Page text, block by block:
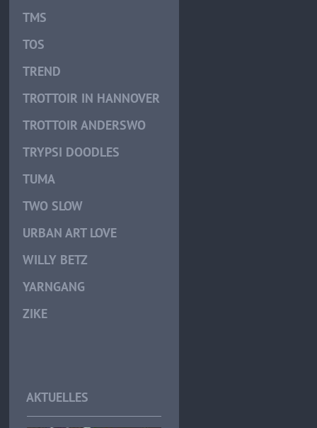
TMS
TOS
TREND
TROTTOIR IN HANNOVER
TROTTOIR ANDERSWO
TRYPSI DOODLES
TUMA
TWO SLOW
URBAN ART LOVE
WILLY BETZ
YARNGANG
ZIKE
AKTUELLES